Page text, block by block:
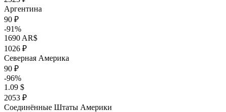
Аргентина
90 ₽
-91%
1690 AR$
1026 ₽
Северная Америка
90 ₽
-96%
1.09 $
2053 ₽
Соединённые Штаты Америки